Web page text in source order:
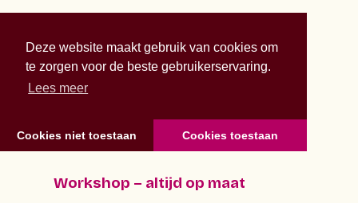
Deze website maakt gebruik van cookies om
te zorgen voor de beste gebruikerservaring.
Lees meer
Cookies niet toestaan Cookies toestaan
Workshop – altijd op maat